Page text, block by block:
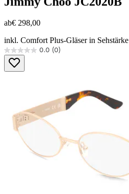
ab€ 298,00
inkl. Comfort Plus-Gläser in Sehstärke
0.0 (0)
0.0
von
5